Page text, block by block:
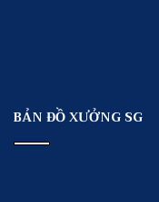
BẢN ĐỒ XƯỞNG SG